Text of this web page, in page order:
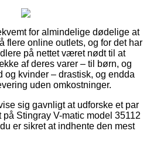
for almindelige dødelige at
flere online outlets, og for det har
på nettet været nødt til at
af deres varer – til børn, og
kvinder – drastisk, og endda
uden omkostninger.
sig gavnligt at udforske et par
Stingray V-matic model 35112
er sikret at indhente den mest